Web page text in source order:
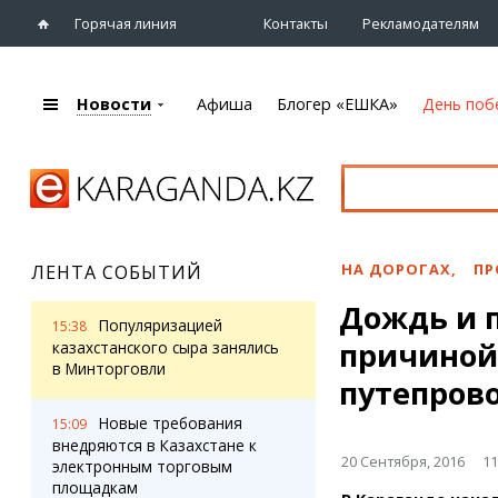
Горячая линия Контакты Рекламодателям
Караганды
eTV
Рассылка новостей
Персоны
Афиша
Театры
Спорт
Выставки
Цирк и зоопарк
Блогер «ЕШКА»
Лента блогера
Web-камеры
Новости Афиша Блогер «ЕШКА» День
ЛЕНТА СОБЫТИЙ
15:38
Популяризацией
казахстанского сыра занялись
в Минторговли
15:09
Новые требования
внедряются в Казахстане к
электронным торговым
площадкам
НА ДОРОГАХ,
Дождь и
20 Сентября, 2016